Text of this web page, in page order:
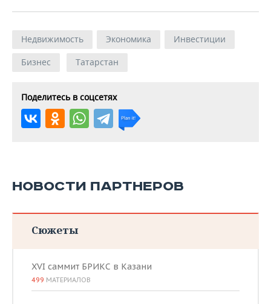
Недвижимость Экономика
Инвестиции
Бизнес
Татарстан
Поделитесь в соцсетях
НОВОСТИ ПАРТНЕРОВ
Сюжеты
XVI саммит БРИКС в Казани
499 МАТЕРИАЛОВ